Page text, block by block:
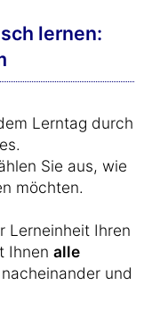
lernen:
Lerntag durch
Sie aus, wie
möchten.
Lerneinheit Ihren
Ihnen alle
nacheinander und